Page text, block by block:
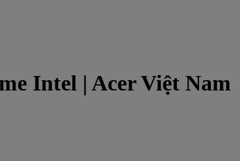
Intel | Acer Việt Nam